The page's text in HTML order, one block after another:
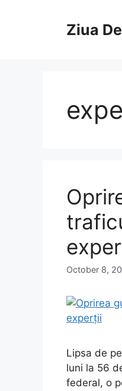
Ziua
October 8,
Lipsa de
luni la 56
federal, o